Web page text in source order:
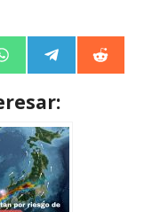
W
h
t
s
A
p
p
e
e
g
r
a
m
R
e